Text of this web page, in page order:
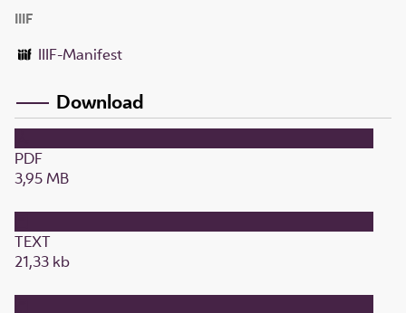
IIIF
IIIF-Manifest
Download
PDF
3,95 MB
TEXT
21,33 kb